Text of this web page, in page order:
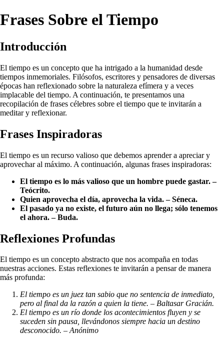
Frases Sobre el Tiempo
Introducción
El tiempo es un concepto que ha intrigado a la humanidad desde
tiempos inmemoriales. Filósofos, escritores y pensadores de diversas
épocas han reflexionado sobre la naturaleza efímera y a veces
implacable del tiempo. A continuación, te presentamos una
recopilación de frases célebres sobre el tiempo que te invitarán a
meditar y reflexionar.
Frases Inspiradoras
El tiempo es un recurso valioso que debemos aprender a apreciar y
aprovechar al máximo. A continuación, algunas frases inspiradoras:
El tiempo es lo más valioso que un hombre puede gastar. –
Teócrito.
Quien aprovecha el día, aprovecha la vida. – Séneca.
El pasado ya no existe, el futuro aún no llega; sólo tenemos
el ahora. – Buda.
Reflexiones Profundas
El tiempo es un concepto abstracto que nos acompaña en todas
nuestras acciones. Estas reflexiones te invitarán a pensar de manera
más profunda:
El tiempo es un juez tan sabio que no sentencia de inmediato,
pero al final da la razón a quien la tiene. – Baltasar Gracián.
El tiempo es un río donde los acontecimientos fluyen y se
suceden sin pausa, llevándonos siempre hacia un destino
desconocido. – Anónimo